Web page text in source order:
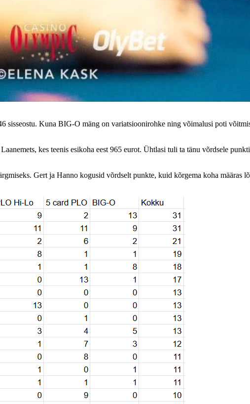
sisseostu. Kuna BIG-O mäng on variatsioonirohke ning võimalusi poti
kes teenis esikoha eest 965 eurot. Ühtlasi tuli ta tänu võrdsele
Gert ja Hanno kogusid võrdselt punkte, kuid kõrgema koha